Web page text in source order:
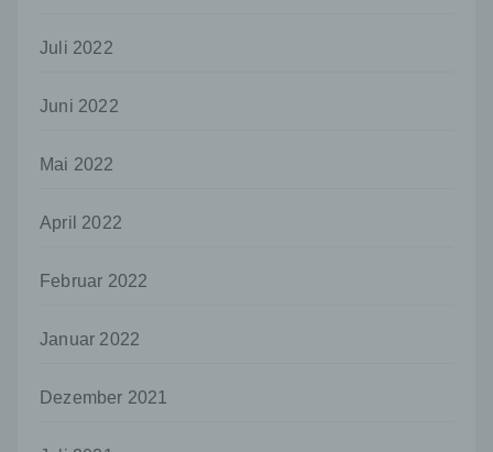
Juli 2022
Juni 2022
Mai 2022
April 2022
Februar 2022
Januar 2022
Dezember 2021
Person, Behörde, Einrichtung oder andere
und den Personen, die unter der
Auftragsverarbeiters befugt sind, die
k) Einwilligung
Person freiwillig für den bestimmten Fall in
abgegebene Willensbekundung in Form
die betroffene Person zu verstehen gibt, dass